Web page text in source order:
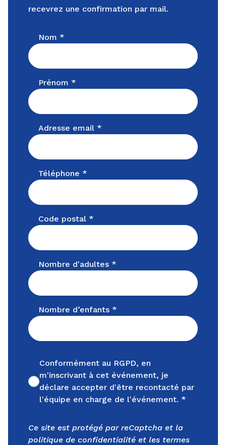
recevrez une confirmation par mail.
Nom *
Prénom *
Adresse email *
Téléphone *
Code postal *
Nombre d'adultes *
Nombre d’enfants *
Non cochée
Conformément au RGPD, en
m'inscrivant à cet événement, je
déclare accepter d'être recontacté par
l'équipe en charge de l'événement. *
Ce site est protégé par reCaptcha et la
politique de confidentialité et les termes